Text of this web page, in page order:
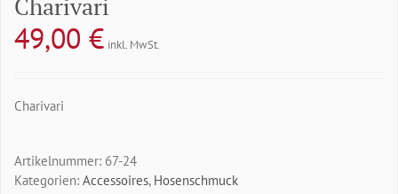
Charivari
49,00 € inkl. MwSt.
Charivari
Artikelnummer: 67-24
Kategorien: Accessoires, Hosenschmuck